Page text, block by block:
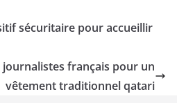
sécuritaire pour accueillir
journalistes français pour un
vêtement traditionnel qatari